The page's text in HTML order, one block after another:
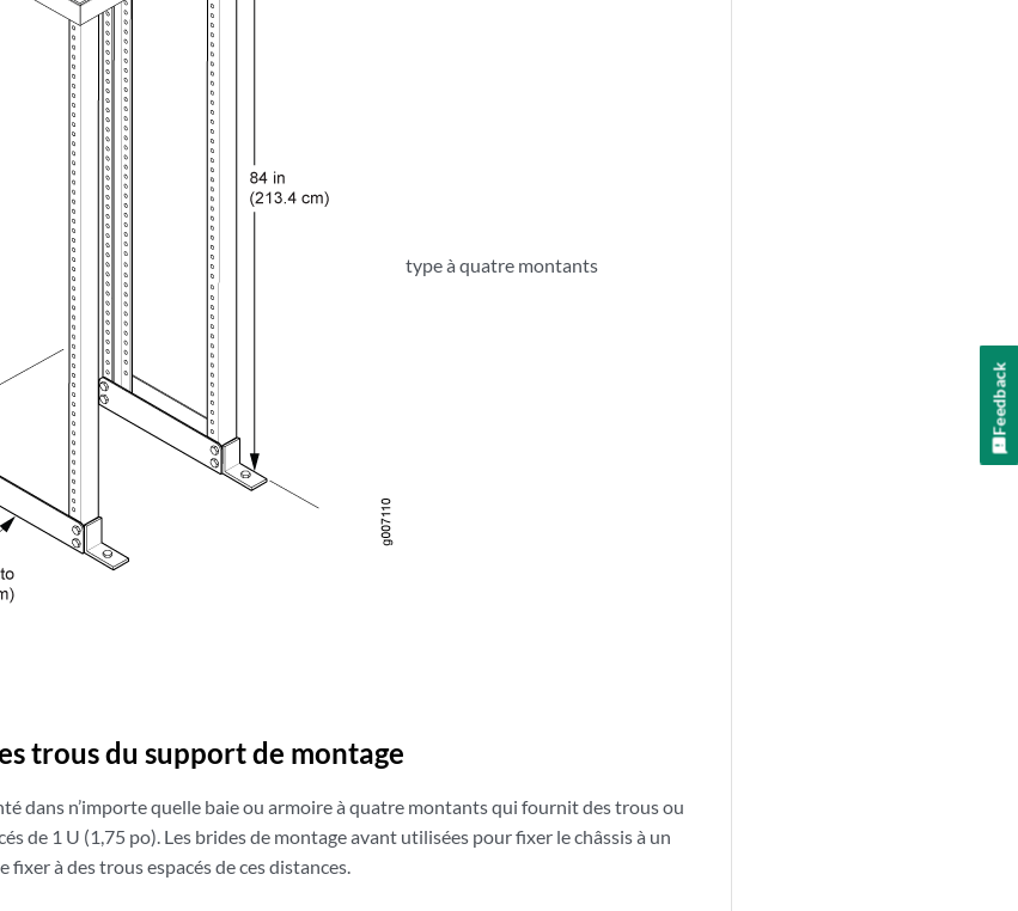
type à quatre montants
trous du support de montage
dans n’importe quelle baie ou armoire à quatre montants qui fournit des trous ou
de 1 U (1,75 po). Les brides de montage avant utilisées pour fixer le châssis à un
fixer à des trous espacés de ces distances.
Feedback